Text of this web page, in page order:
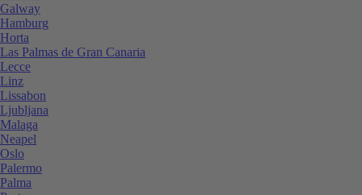
Galway
Hamburg
Horta
Las Palmas de Gran Canaria
Lecce
Linz
Lissabon
Ljubljana
Malaga
Neapel
Oslo
Palermo
Palma